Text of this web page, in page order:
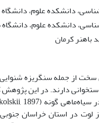
دانشکده علوم، دانشگاه
دانشکده علوم، دانشگاه
باهنر کرمان
از جمله سنگریزه شنوایی
دارند. در این